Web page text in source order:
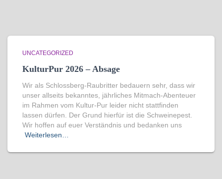
UNCATEGORIZED
KulturPur 2026 – Absage
Wir als Schlossberg-Raubritter bedauern sehr, dass wir
unser allseits bekanntes, jährliches Mitmach-Abenteuer
im Rahmen vom Kultur-Pur leider nicht stattfinden
lassen dürfen. Der Grund hierfür ist die Schweinepest.
Wir hoffen auf euer Verständnis und bedanken uns
Weiterlesen…